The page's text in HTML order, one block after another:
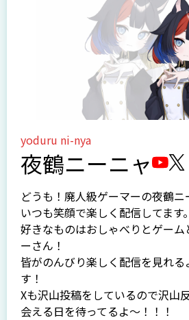
yoduru ni-nya
夜鶴ニーニャ
どうも！廃人級ゲーマーの夜鶴ニ
いつも笑顔で楽しく配信してます。
好きなものはおしゃべりとゲー
ーさん！
皆がのんびり楽しく配信を見れる
す！
Xも沢山投稿をしているので沢山
会える日を待ってるよ～！！！